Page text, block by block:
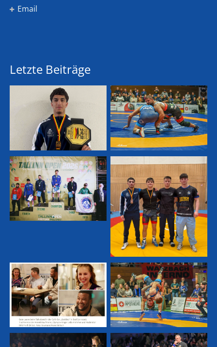
Email
Letzte Beiträge